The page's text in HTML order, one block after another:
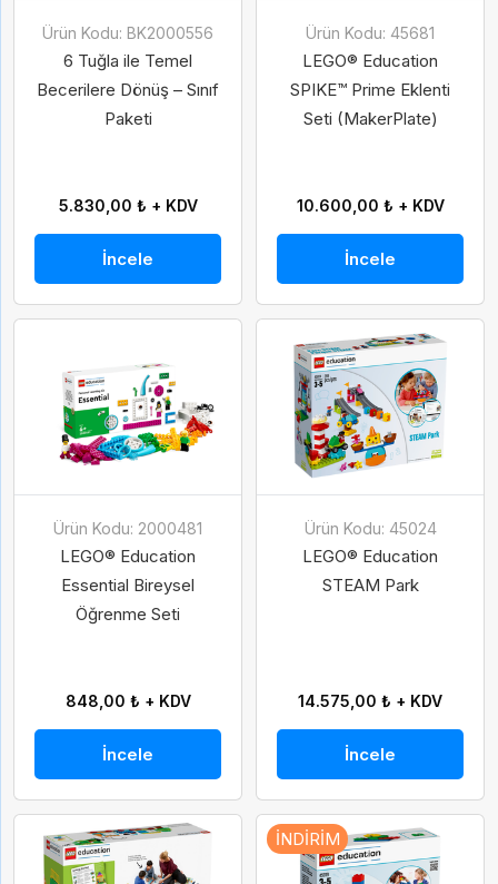
Ürün Kodu: BK2000556
6 Tuğla ile Temel
Becerilere Dönüş – Sınıf
Paketi
5.830,00 ₺ + KDV
İncele
Ürün Kodu: 45681
LEGO® Education
SPIKE™ Prime Eklenti
Seti (MakerPlate)
10.600,00 ₺ + KDV
İncele
Ürün Kodu: 2000481
LEGO® Education
Essential Bireysel
Öğrenme Seti
848,00 ₺ + KDV
İncele
Ürün Kodu: 45024
LEGO® Education
STEAM Park
14.575,00 ₺ + KDV
İncele
İNDIRIM